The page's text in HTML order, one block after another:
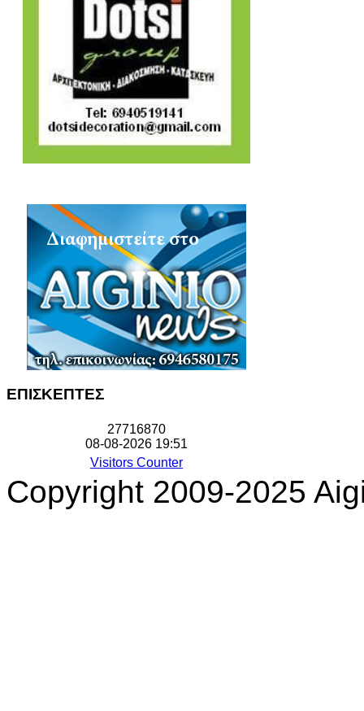
ΕΠΙΣΚΕΠΤΕΣ
27716870
08-08-2026 19:51
Visitors Counter
Copyright 2009-2025